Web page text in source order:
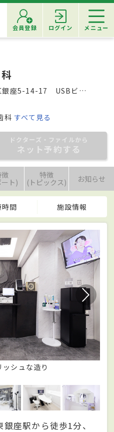
会員登録 ログイン メニュー
座5-14-17 USBビル2F
科 すべて見る
ドクターズ・ファイルから
ネット予約する
ト)
特徴
(トピックス) お知らせ
時間 施設情報
シュな造り
座駅から徒歩1分、